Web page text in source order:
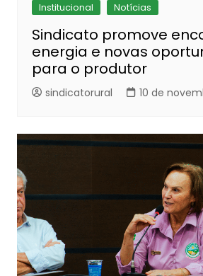
Institucional Notícias
Sindicato promove
energia e novas
para o produtor
sindicatorural 10 de